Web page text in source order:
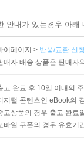
안내가 있는경우 아
이페이지 > 반품/교환 신
매자 배송 상품은 판매자
고 완료 후 10일 이내의
지털 콘텐츠인 eBook의
고상품의 경우 출고 완료
바일 쿠폰의 경우 유효기